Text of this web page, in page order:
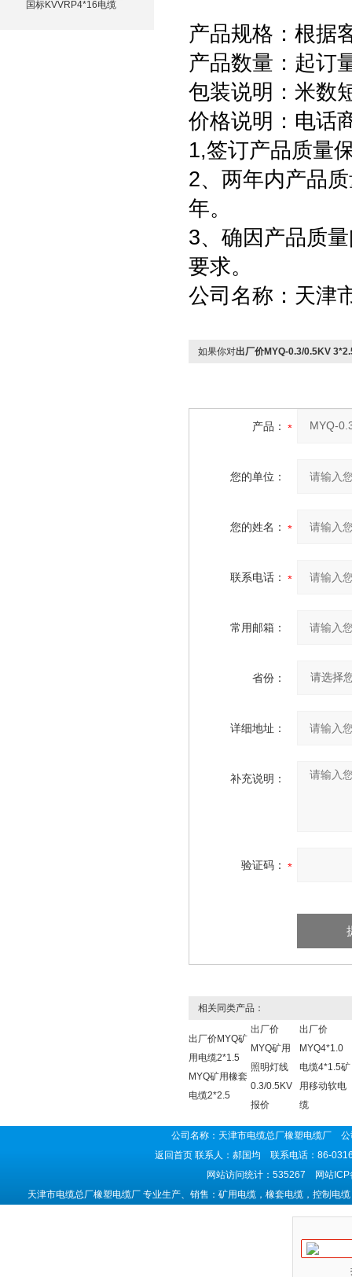
国标KVVRP4*16电缆
产品规格：根据
产品数量：起订
包装说明：米数
价格说明：电话
1,签订产品质量
2、两年内产品
年。
3、确因产品质
要求。
公司名称：天津
如果你对出厂价MYQ-0.3/0.5KV
产品：
您的单位：
您的姓名：
联系电话：
常用邮箱：
省份：
详细地址：
补充说明：
验证码：
相关同类产品：
出厂价MYQ矿
用电缆2*1.5
MYQ矿用橡套
电缆2*2.5
出厂价
MYQ矿用
照明灯线
0.3/0.5KV
报价
出厂价
MYQ4*1.0
电缆4*1.5矿
用移动软电
缆
公司名称：天津市电缆总厂橡塑电缆厂
返回首页联系人：郝国均 联系电话：86-
网站访问统计：535267 网站ICP
天津市电缆总厂橡塑电缆厂 专业生产、销售：矿用电缆，橡套电缆，控制电